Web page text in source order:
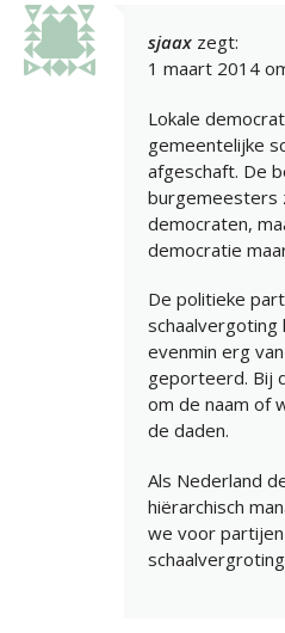
sjaax zegt:
1 maart 2014
Lokale
gemeentelijke
afgeschaft. De
burgemeesters
democraten,
democratie
De politieke
evenmin erg
geporteerd. Bij
om de naam of
de daden.
Als Nederland
hiërarchisch
we voor